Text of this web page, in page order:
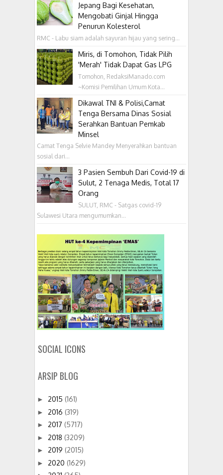
Jepang Bagi Kesehatan,
Mengobati Ginjal Hingga
Penurun Kolesterol
RMC - Labu siam adalah sayuran hijau yang sering...
Miris, di Tomohon, Tidak Pilih
'Merah' Tidak Dapat Gas LPG
Tomohon, RedaksiManado.com
~Komisi Pemilihan Umum Kota...
Dikawal TNI & Polisi,Camat
Tenga Bersama Dinas Sosial
Serahkan Bantuan Pemkab
Minsel
Camat Tenga Selvie Mandey Menyerahkan bantuan
sosial dari...
3 Pasien Sembuh Dari Covid-19 di
Sulut, 2 Tenaga Medis, Total 17
Orang
SULUT, RMC - Satgas covid-19
Sulawesi Utara mengumumkan...
SOCIAL ICONS
ARSIP BLOG
► 2015 (161)
► 2016 (319)
► 2017 (5717)
► 2018 (3209)
► 2019 (2015)
► 2020 (1629)